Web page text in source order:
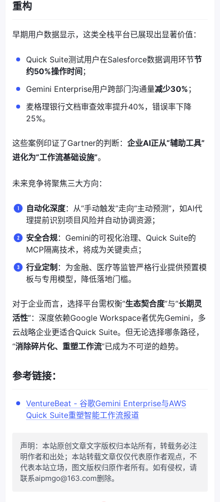
重构
早期用户数据显示，这类全栈平台已展现出显著价值：
Quick Suite测试用户在Salesforce数据调用环节节
约50%操作时间 ；
Gemini Enterprise用户跨部门沟通量减少30% ；
麦格理银行文档审查效率提升40%，错误率下降
25%。
这些案例印证了Gartner的判断： 企业AI正从“辅助工具”
进化为“工作流基础设施”。
未来竞争将聚焦三大方向：
自动化深度：从“手动触发”走向“主动预测”，如AI代
理提前识别项目风险并自动协调资源；
安全合规：Gemini的可视化治理、Quick Suite的
MCP隔离技术，将成为关键卖点；
行业定制 ：为金融、医疗等监管严格行业提供预置模
板与专用模型，降低落地门槛。
对于企业而言，选择平台需权衡“生态契合度”与“长期灵
活性”：深度依赖Google Workspace者优先Gemini，多
云战略企业更适合Quick Suite。但无论选择哪条路径，
“消除碎片化、重塑工作流”已成为不可逆的趋势。
参考链接：
VentureBeat - 谷歌Gemini Enterprise与AWS
Quick Suite重塑智能工作流报道
声明：本站原创文章文字版权归本站所有，转载务必注
明作者和出处；本站转载文章仅仅代表原作者观点，不
代表本站立场，图文版权归原作者所有。如有侵权，请
联系aipmgo@163.com删除。